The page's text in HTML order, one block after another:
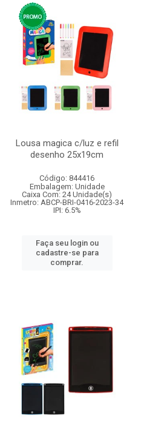
Lousa magica c/luz e refil
desenho 25x19cm
Código: 844416
Embalagem: Unidade
Caixa Com: 24 Unidade(s)
Inmetro: ABCP-BRI-0416-2023-34
IPI: 6.5%
Faça seu login ou
cadastre-se para
comprar.